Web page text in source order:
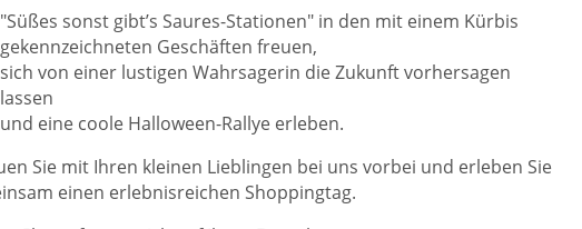
"Süßes sonst gibt’s Saures-Stationen" in den mit einem Kürbis
gekennzeichneten Geschäften freuen,
sich von einer lustigen Wahrsagerin die Zukunft vorhersagen
lassen
und eine coole Halloween-Rallye erleben.
Sie mit Ihren kleinen Lieblingen bei uns vorbei und erleben Sie
einen erlebnisreichen Shoppingtag.